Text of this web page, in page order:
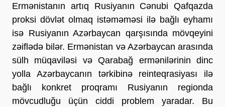
Ermənistanın artıq Rusiyanın Cənubi Qafqazda
proksi dövlət olmaq istəməməsi ilə bağlı eyhamı
isə Rusiyanın Azərbaycan qarşısında mövqeyini
zəiflədə bilər. Ermənistan və Azərbaycan arasında
sülh müqaviləsi və Qarabağ ermənilərinin dinc
yolla Azərbaycanın tərkibinə reinteqrasiyası ilə
bağlı konkret proqramı Rusiyanın regionda
mövcudluğu üçün ciddi problem yaradar. Bu